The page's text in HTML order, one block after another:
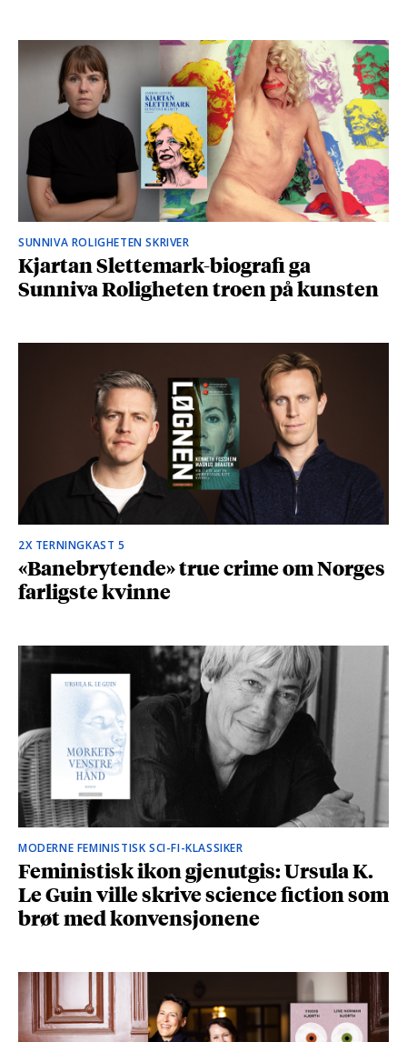
SUNNIVA ROLIGHETEN SKRIVER
Kjartan Slettemark-biografi ga
Sunniva Roligheten troen på kunsten
2X TERNINGKAST 5
«Banebrytende» true crime om Norges
farligste kvinne
MODERNE FEMINISTISK SCI-FI-KLASSIKER
Feministisk ikon gjenutgis: Ursula K.
Le Guin ville skrive science fiction som
brøt med konvensjonene